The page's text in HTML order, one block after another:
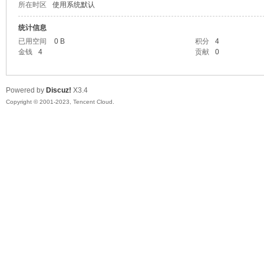
所在时区
使用系统默认
统计信息
已用空间
0 B 积分
4
金钱
4 贡献 0
Powered by Discuz! X3.4
Copyright © 2001-2023, Tencent Cloud.